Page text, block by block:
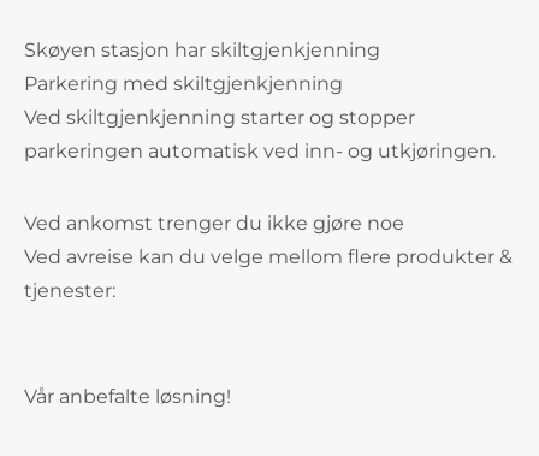
Skøyen stasjon har skiltgjenkjenning
Parkering med skiltgjenkjenning
Ved skiltgjenkjenning starter og stopper
parkeringen automatisk ved inn- og utkjøringen.
Ved ankomst trenger du ikke gjøre noe
Ved avreise kan du velge mellom flere produkter &
tjenester:
Vår anbefalte løsning!